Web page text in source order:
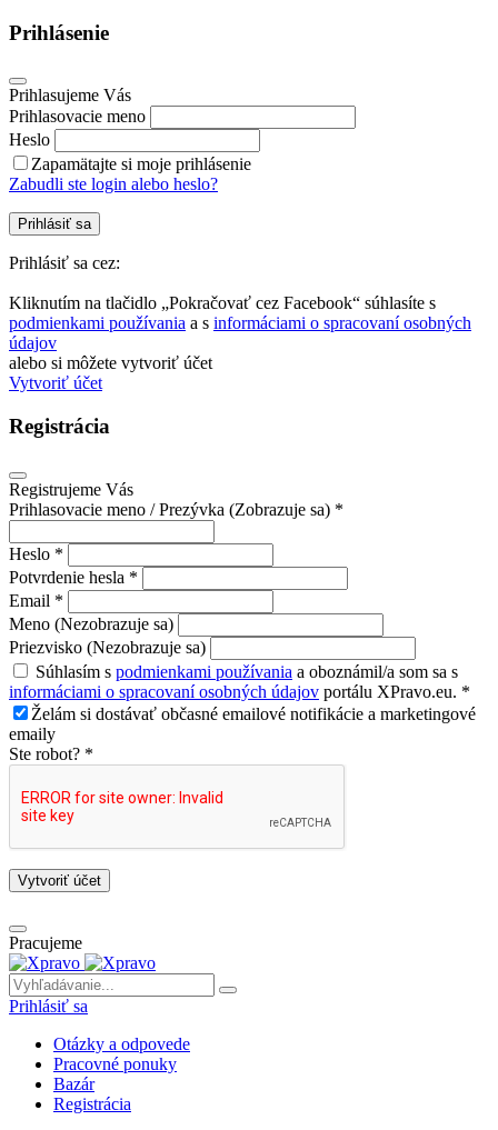
Prihlásenie
Prihlasujeme Vás
Prihlasovacie meno
Heslo
Zapamätajte si moje prihlásenie
Zabudli ste login alebo heslo?
Prihlásiť sa
Prihlásiť sa cez:
Kliknutím na tlačidlo „Pokračovať cez Facebook“ súhlasíte s
podmienkami používania a s informáciami o spracovaní osobných
údajov
alebo si môžete vytvoriť účet
Vytvoriť účet
Registrácia
Registrujeme Vás
Prihlasovacie meno / Prezývka (Zobrazuje sa) *
Heslo *
Potvrdenie hesla *
Email *
Meno (Nezobrazuje sa)
Priezvisko (Nezobrazuje sa)
Súhlasím s podmienkami používania a oboznámil/a som sa s
informáciami o spracovaní osobných údajov portálu XPravo.eu. *
Želám si dostávať občasné emailové notifikácie a marketingové
emaily
Ste robot? *
Vytvoriť účet
Pracujeme
Prihlásiť sa
Otázky a odpovede
Pracovné ponuky
Bazár
Registrácia